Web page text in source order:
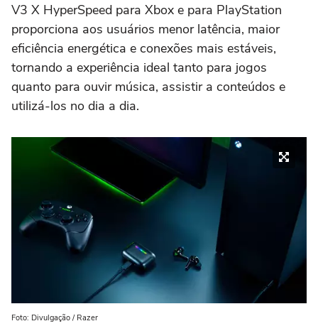
V3 X HyperSpeed para Xbox e para PlayStation
proporciona aos usuários menor latência, maior
eficiência energética e conexões mais estáveis,
tornando a experiência ideal tanto para jogos
quanto para ouvir música, assistir a conteúdos e
utilizá-los no dia a dia.
Foto: Divulgação / Razer